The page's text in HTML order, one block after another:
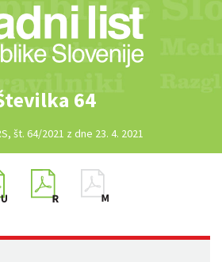
64
št. 64/2021 z dne 23. 4. 2021